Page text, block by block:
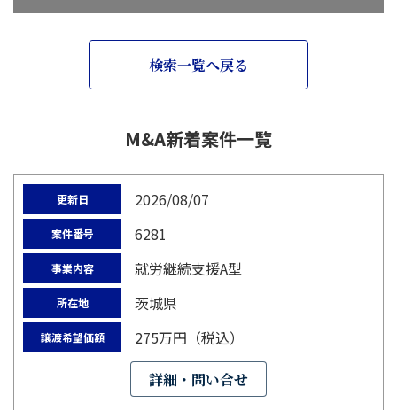
検索一覧へ戻る
M&A新着案件一覧
更新日 2026/08/07
案件番号 6281
事業内容 就労継続支援A型
所在地 茨城県
譲渡希望価額 275万円（税込）
詳細・問い合せ